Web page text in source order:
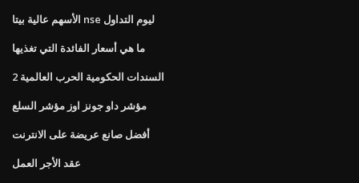
الأسهم عالية بيتا nse ليوم التداول
ما هي أسعار الفائدة التي تغذيها
السندات الحكومية الحرب العالمية 2
مؤشر داو جونز اوز مؤشر السلع
أفضل صانع عريضة على الانترنت
عقد الأجر العمل